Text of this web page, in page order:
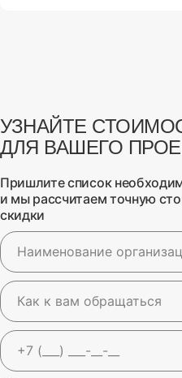
УЗНАЙТЕ
ДЛЯ ВАШЕГО
Пришлите список
и мы рассчитаем точную
скидки